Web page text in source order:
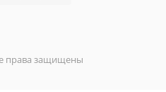
права защищены